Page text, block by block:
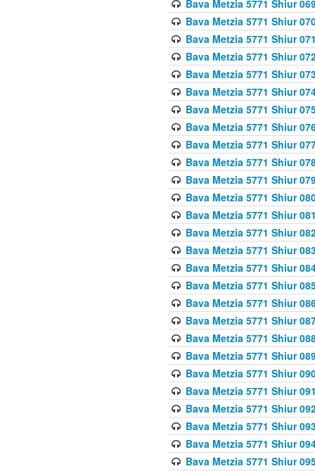
Bava Metzia 5771 Shiur
Bava Metzia 5771 Shiur
Bava Metzia 5771 Shiur
Bava Metzia 5771 Shiur
Bava Metzia 5771 Shiur
Bava Metzia 5771 Shiur
Bava Metzia 5771 Shiur
Bava Metzia 5771 Shiur
Bava Metzia 5771 Shiur
Bava Metzia 5771 Shiur
Bava Metzia 5771 Shiur
Bava Metzia 5771 Shiur
Bava Metzia 5771 Shiur
Bava Metzia 5771 Shiur
Bava Metzia 5771 Shiur
Bava Metzia 5771 Shiur
Bava Metzia 5771 Shiur
Bava Metzia 5771 Shiur
Bava Metzia 5771 Shiur
Bava Metzia 5771 Shiur
Bava Metzia 5771 Shiur
Bava Metzia 5771 Shiur
Bava Metzia 5771 Shiur
Bava Metzia 5771 Shiur
Bava Metzia 5771 Shiur
Bava Metzia 5771 Shiur
Bava Metzia 5771 Shiur